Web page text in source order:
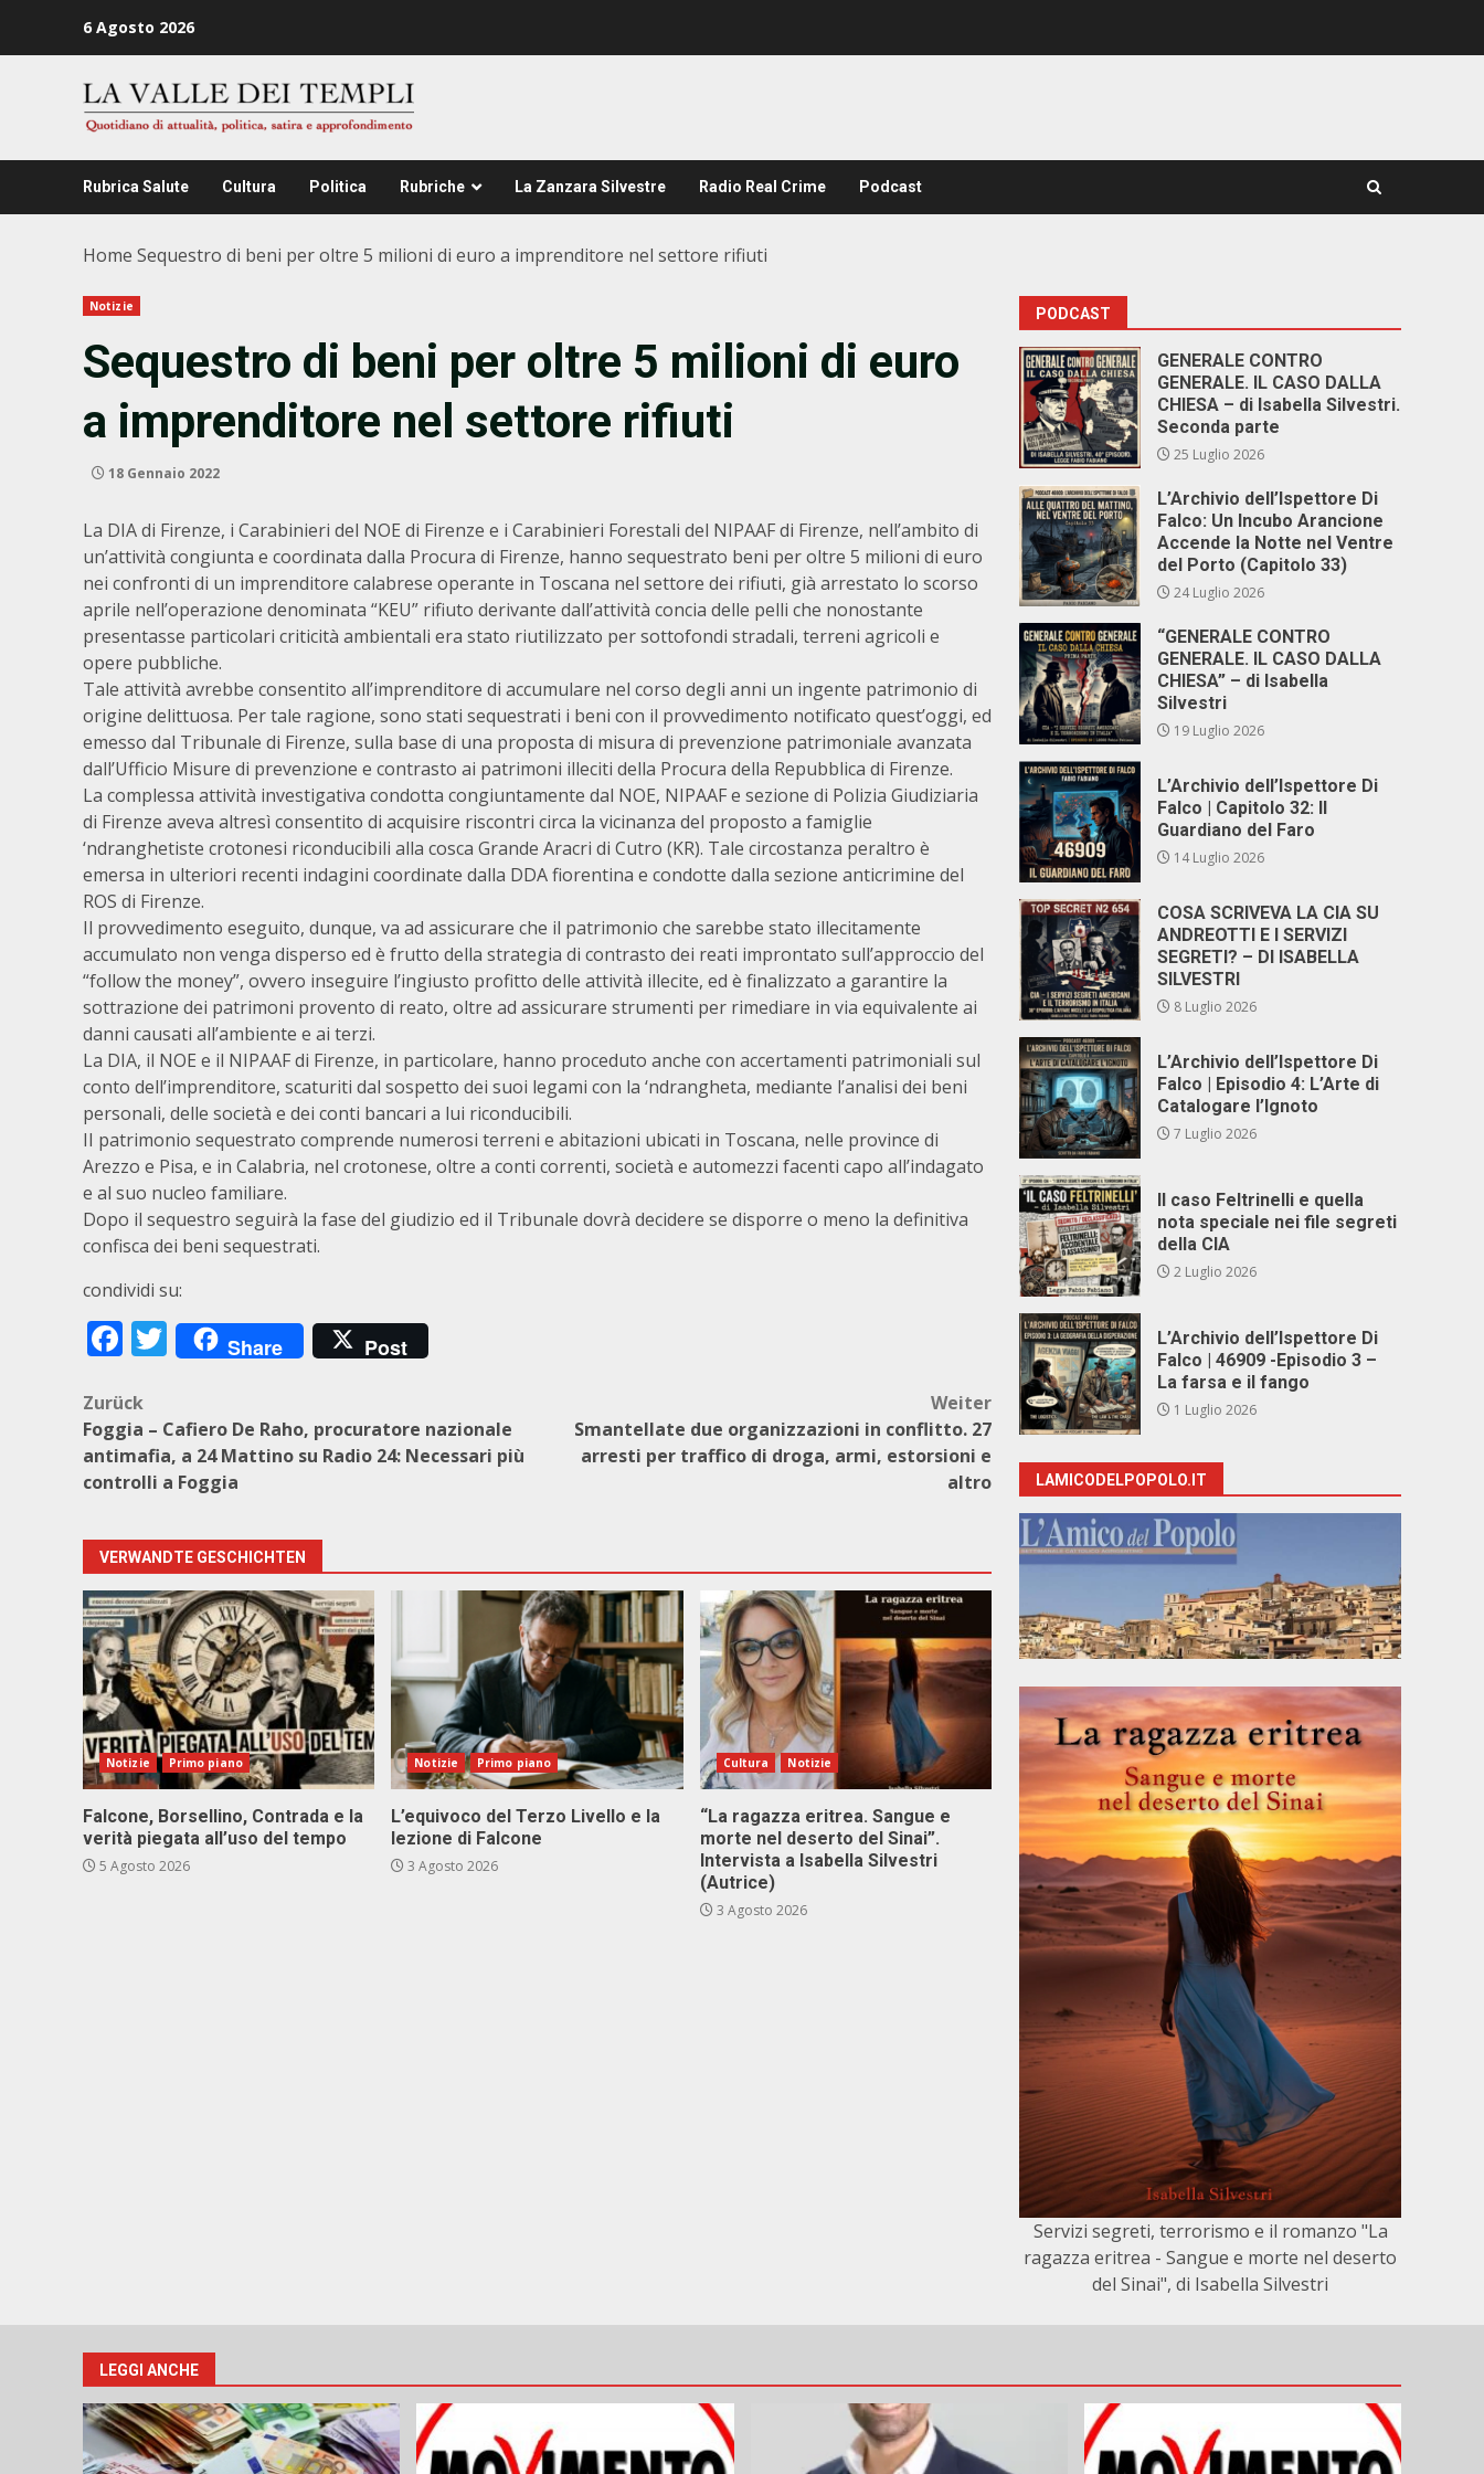
6 Agosto 2026
Rubrica Salute Cultura Politica Rubriche La Zanzara Silvestre Radio Real Crime Podcast
Home Sequestro di beni per oltre 5 milioni di euro a imprenditore nel settore rifiuti
Notizie
Sequestro di beni per oltre 5 milioni di euro
a imprenditore nel settore rifiuti
18 Gennaio 2022
La DIA di Firenze, i Carabinieri del NOE di Firenze e i Carabinieri Forestali del NIPAAF di Firenze, nell’ambito di
un’attività congiunta e coordinata dalla Procura di Firenze, hanno sequestrato beni per oltre 5 milioni di euro
nei confronti di un imprenditore calabrese operante in Toscana nel settore dei rifiuti, già arrestato lo scorso
aprile nell’operazione denominata “KEU” rifiuto derivante dall’attività concia delle pelli che nonostante
presentasse particolari criticità ambientali era stato riutilizzato per sottofondi stradali, terreni agricoli e
opere pubbliche.
Tale attività avrebbe consentito all’imprenditore di accumulare nel corso degli anni un ingente patrimonio di
origine delittuosa. Per tale ragione, sono stati sequestrati i beni con il provvedimento notificato quest’oggi, ed
emesso dal Tribunale di Firenze, sulla base di una proposta di misura di prevenzione patrimoniale avanzata
dall’Ufficio Misure di prevenzione e contrasto ai patrimoni illeciti della Procura della Repubblica di Firenze.
La complessa attività investigativa condotta congiuntamente dal NOE, NIPAAF e sezione di Polizia Giudiziaria
di Firenze aveva altresì consentito di acquisire riscontri circa la vicinanza del proposto a famiglie
‘ndranghetiste crotonesi riconducibili alla cosca Grande Aracri di Cutro (KR). Tale circostanza peraltro è
emersa in ulteriori recenti indagini coordinate dalla DDA fiorentina e condotte dalla sezione anticrimine del
ROS di Firenze.
Il provvedimento eseguito, dunque, va ad assicurare che il patrimonio che sarebbe stato illecitamente
accumulato non venga disperso ed è frutto della strategia di contrasto dei reati improntato sull’approccio del
“follow the money”, ovvero inseguire l’ingiusto profitto delle attività illecite, ed è finalizzato a garantire la
sottrazione dei patrimoni provento di reato, oltre ad assicurare strumenti per rimediare in via equivalente ai
danni causati all’ambiente e ai terzi.
La DIA, il NOE e il NIPAAF di Firenze, in particolare, hanno proceduto anche con accertamenti patrimoniali sul
conto dell’imprenditore, scaturiti dal sospetto dei suoi legami con la ‘ndrangheta, mediante l’analisi dei beni
personali, delle società e dei conti bancari a lui riconducibili.
II patrimonio sequestrato comprende numerosi terreni e abitazioni ubicati in Toscana, nelle province di
Arezzo e Pisa, e in Calabria, nel crotonese, oltre a conti correnti, società e automezzi facenti capo all’indagato
e al suo nucleo familiare.
Dopo il sequestro seguirà la fase del giudizio ed il Tribunale dovrà decidere se disporre o meno la definitiva
confisca dei beni sequestrati.
condividi su:
Facebook
Twitter
Share Post
Beitragsnavigation
Zurück
Foggia – Cafiero De Raho, procuratore nazionale
antimafia, a 24 Mattino su Radio 24: Necessari più
controlli a Foggia
Weiter
Smantellate due organizzazioni in conflitto. 27
arresti per traffico di droga, armi, estorsioni e
altro
VERWANDTE GESCHICHTEN
Notizie Primo piano
Falcone, Borsellino, Contrada e la
verità piegata all’uso del tempo
5 Agosto 2026
Notizie Primo piano
L’equivoco del Terzo Livello e la
lezione di Falcone
3 Agosto 2026
Cultura Notizie
“La ragazza eritrea. Sangue e
morte nel deserto del Sinai”.
Intervista a Isabella Silvestri
(Autrice)
3 Agosto 2026
PODCAST
GENERALE CONTRO
GENERALE. IL CASO DALLA
CHIESA – di Isabella Silvestri.
Seconda parte
25 Luglio 2026
L’Archivio dell’Ispettore Di
Falco: Un Incubo Arancione
Accende la Notte nel Ventre
del Porto (Capitolo 33)
24 Luglio 2026
“GENERALE CONTRO
GENERALE. IL CASO DALLA
CHIESA” – di Isabella
Silvestri
19 Luglio 2026
L’Archivio dell’Ispettore Di
Falco | Capitolo 32: Il
Guardiano del Faro
14 Luglio 2026
COSA SCRIVEVA LA CIA SU
ANDREOTTI E I SERVIZI
SEGRETI? – DI ISABELLA
SILVESTRI
8 Luglio 2026
L’Archivio dell’Ispettore Di
Falco | Episodio 4: L’Arte di
Catalogare l’Ignoto
7 Luglio 2026
Il caso Feltrinelli e quella
nota speciale nei file segreti
della CIA
2 Luglio 2026
L’Archivio dell’Ispettore Di
Falco | 46909 -Episodio 3 –
La farsa e il fango
1 Luglio 2026
LAMICODELPOPOLO.IT
Servizi segreti, terrorismo e il romanzo "La
ragazza eritrea - Sangue e morte nel deserto
del Sinai", di Isabella Silvestri
LEGGI ANCHE